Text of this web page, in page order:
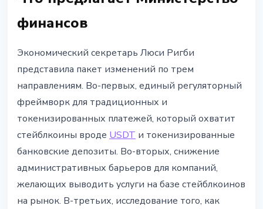
финансов
Экономический секретарь Люси Ригби
представила пакет изменений по трем
направлениям. Во-первых, единый регуляторный
фреймворк для традиционных и
токенизированных платежей, который охватит
стейблкоины вроде USDT и токенизированные
банковские депозиты. Во-вторых, снижение
административных барьеров для компаний,
желающих выводить услуги на базе стейблкоинов
на рынок. В-третьих, исследование того, как